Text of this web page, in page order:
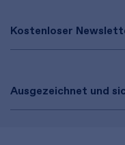
Kostenloser
Ausgezeichnet und